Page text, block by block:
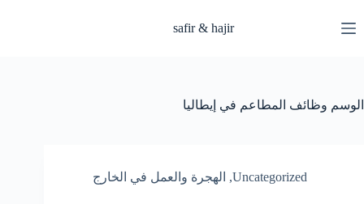
إلى
المحتوى
safir & hajir
الوسم وظائف المطاعم في إيطاليا
Uncategorized
, الهجرة والعمل في الخارج